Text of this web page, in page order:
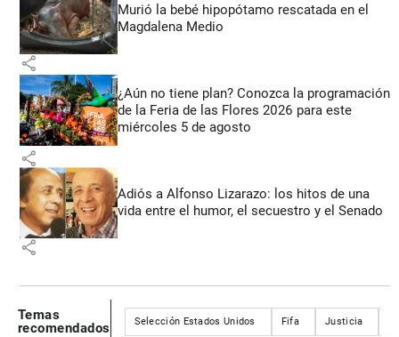
Murió la bebé hipopótamo rescatada en el
Magdalena Medio
share
¿Aún no tiene plan? Conozca la programación
de la Feria de las Flores 2026 para este
miércoles 5 de agosto
share
Adiós a Alfonso Lizarazo: los hitos de una
vida entre el humor, el secuestro y el Senado
share
Temas
recomendados
Selección Estados Unidos Fifa Justicia